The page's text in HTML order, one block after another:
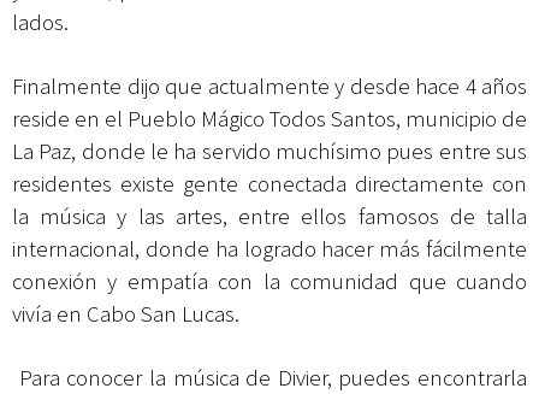
lados.
Finalmente dijo que actualmente y desde hace 4 años
reside en el Pueblo Mágico Todos Santos, municipio de
La Paz, donde le ha servido muchísimo pues entre sus
residentes existe gente conectada directamente con
la música y las artes, entre ellos famosos de talla
internacional, donde ha logrado hacer más fácilmente
conexión y empatía con la comunidad que cuando
vivía en Cabo San Lucas.
Para conocer la música de Divier, puedes encontrarla